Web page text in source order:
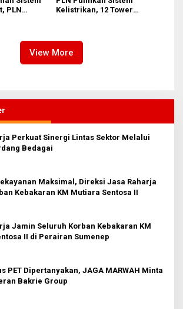
PLN
Kelistrikan, 12 Tower
View More
Perkuat Sinergi Lintas Sektor Melalui
Bedagai
Maksimal, Direksi Jasa Raharja
Kebakaran KM Mutiara Sentosa II
Jamin Seluruh Korban Kebakaran KM
II di Perairan Sumenep
PET Dipertanyakan, JAGA MARWAH Minta
Bakrie Group